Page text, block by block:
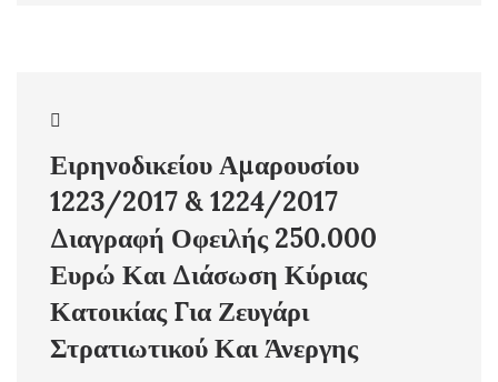
Ειρηνοδικείου Αμαρουσίου
1223/2017 & 1224/2017
Διαγραφή Οφειλής 250.000
Ευρώ Και Διάσωση Κύριας
Κατοικίας Για Ζευγάρι
Στρατιωτικού Και Άνεργης